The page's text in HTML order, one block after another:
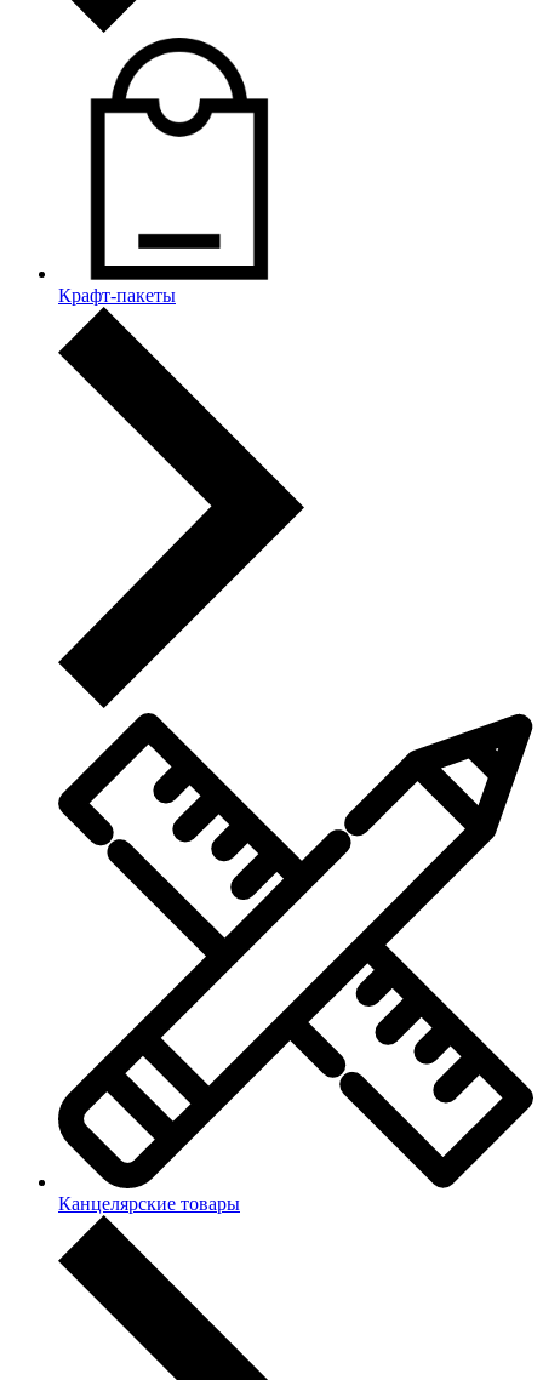
Крафт-пакеты
Канцелярские товары